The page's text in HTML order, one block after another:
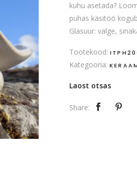
kuhu asetada?
puhas käsitöö
Glasuur: valge,
Tootekood:
Kategooria:
Laost otsas
Share: